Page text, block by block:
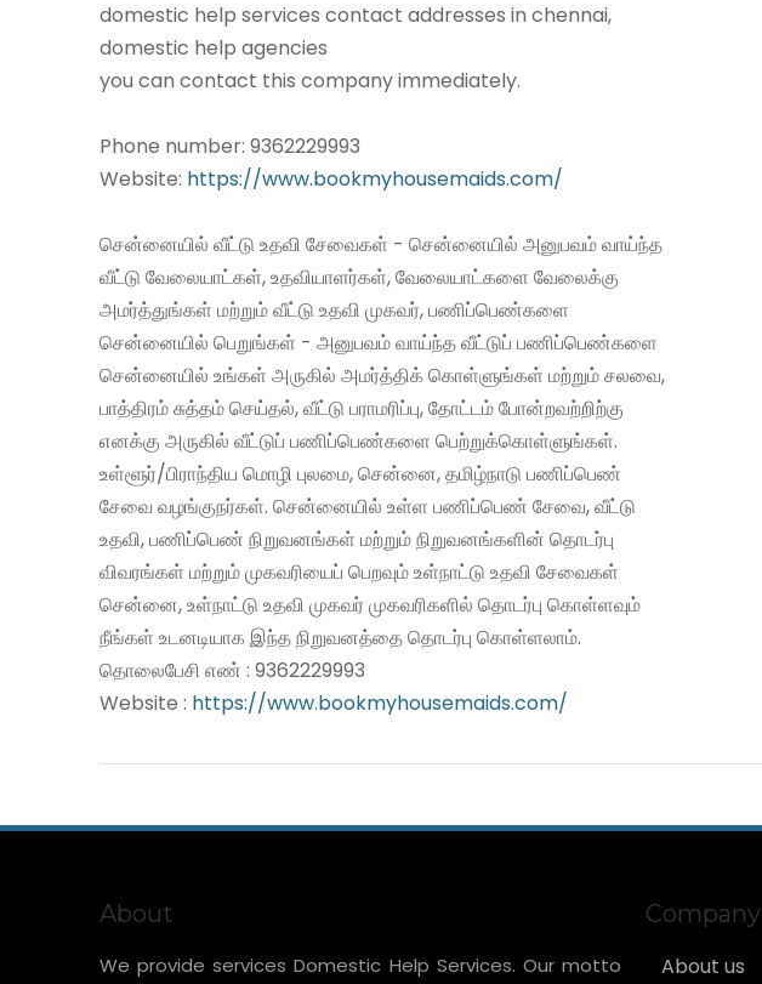
domestic help services contact addresses in chennai,
domestic help agencies
you can contact this company immediately.
Phone number: 9362229993
Website: https://www.bookmyhousemaids.com/
சென்னையில் வீட்டு உதவி சேவைகள் - சென்னையில் அனுபவம் வாய்ந்த
வீட்டு வேலையாட்கள், உதவியாளர்கள், வேலையாட்களை வேலைக்கு
அமர்த்துங்கள் மற்றும் வீட்டு உதவி முகவர், பணிப்பெண்களை
சென்னையில் பெறுங்கள் - அனுபவம் வாய்ந்த வீட்டுப் பணிப்பெண்களை
சென்னையில் உங்கள் அருகில் அமர்த்திக் கொள்ளுங்கள் மற்றும் சலவை,
பாத்திரம் சுத்தம் செய்தல், வீட்டு பராமரிப்பு, தோட்டம் போன்றவற்றிற்கு
எனக்கு அருகில் வீட்டுப் பணிப்பெண்களை பெற்றுக்கொள்ளுங்கள்.
உள்ளூர்/பிராந்திய மொழி புலமை, சென்னை, தமிழ்நாடு பணிப்பெண்
சேவை வழங்குநர்கள். சென்னையில் உள்ள பணிப்பெண் சேவை, வீட்டு
உதவி, பணிப்பெண் நிறுவனங்கள் மற்றும் நிறுவனங்களின் தொடர்பு
விவரங்கள் மற்றும் முகவரியைப் பெறவும் உள்நாட்டு உதவி சேவைகள்
சென்னை, உள்நாட்டு உதவி முகவர் முகவரிகளில் தொடர்பு கொள்ளவும்
நீங்கள் உடனடியாக இந்த நிறுவனத்தை தொடர்பு கொள்ளலாம்.
தொலைபேசி எண் : 9362229993
Website : https://www.bookmyhousemaids.com/
About
We provide services Domestic Help Services. Our motto
Company
About us